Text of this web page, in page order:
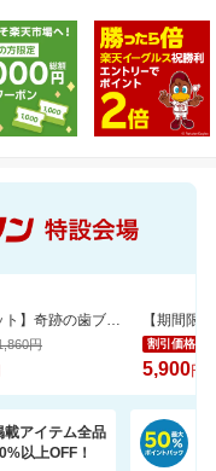
【3本セット】奇跡の歯ブラシ 正規品 / CMで話題 / 独自のピラミッド構造
円 割引価格
5,900円
載アイテム全品
以上OFF！